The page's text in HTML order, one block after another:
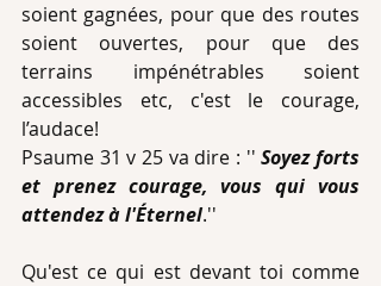
soient gagnées, pour que des routes
soient ouvertes, pour que des
terrains impénétrables soient
accessibles etc, c'est le courage,
l’audace!
Psaume 31 v 25 va dire : '' Soyez forts
et prenez courage, vous qui vous
attendez à l'Éternel.''
Qu'est ce qui est devant toi comme